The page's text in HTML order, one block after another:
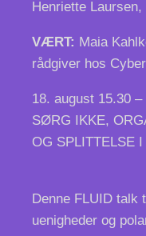
Henriette
VÆRT: Maia
rådgiver hos
18. august 15.30 –
SØRG IKKE,
OG SPLITTELSE
Denne FLUID talk
uenigheder og